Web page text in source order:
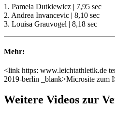
1. Pamela Dutkiewicz | 7,95 sec
2. Andrea Invancevic | 8,10 sec
3. Louisa Grauvogel | 8,18 sec
Mehr:
<link https: www.leichtathletik.de
2019-berlin _blank>Microsite zum
Weitere Videos zur